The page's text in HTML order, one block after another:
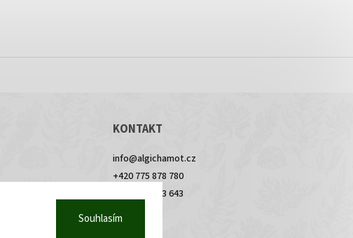
Souhlasím
KONTAKT
info@algichamot.cz
+420 775 878 780
+420 778 543 643